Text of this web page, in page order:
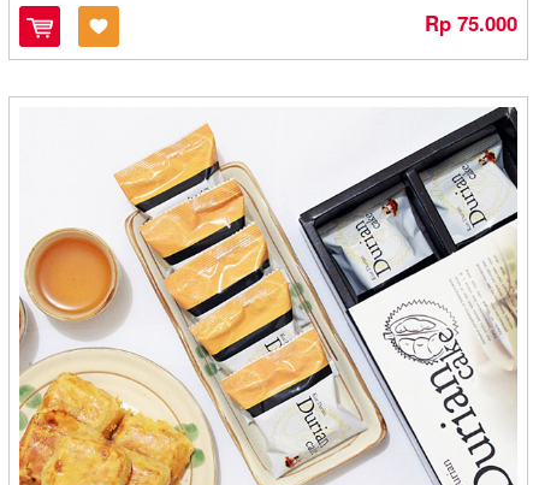
Enting-Enting Gepuk Macan Leopard - Yogyakarta
Eti Egg Roll - Cilacap
Fairuziba - Malang
Fany Shop - Jogjakarta
Farda Food - Kediri
Fariz Snack - Bontang
Fausta Snack - Kediri
FCK JAMUR CRISPY - Kediri
Fera Cookies - Banjarmasin
Finualla Bakery - Magelang
Fiori - Magelang
Flamboyan - Gorontalo
Foodendez - Bandung
Rp 75.000